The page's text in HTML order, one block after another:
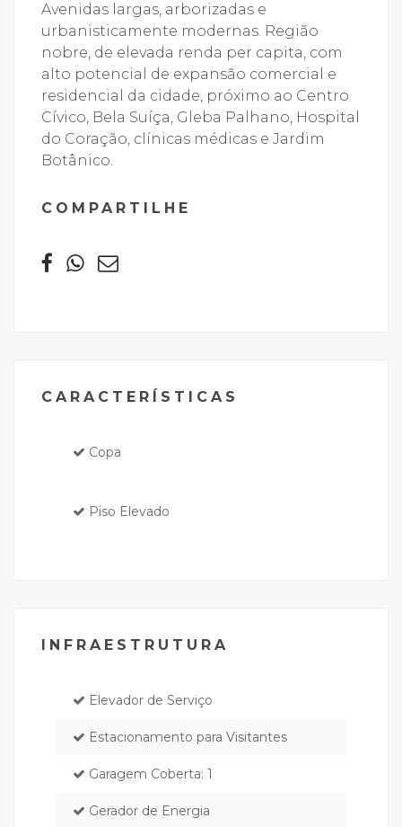
Avenidas largas, arborizadas e
urbanisticamente modernas. Região
nobre, de elevada renda per capita, com
alto potencial de expansão comercial e
residencial da cidade, próximo ao Centro
Cívico, Bela Suíça, Gleba Palhano, Hospital
do Coração, clínicas médicas e Jardim
Botânico.
COMPARTILHE
CARACTERÍSTICAS
Copa
Piso Elevado
INFRAESTRUTURA
Elevador de Serviço
Estacionamento para Visitantes
Garagem Coberta: 1
Gerador de Energia